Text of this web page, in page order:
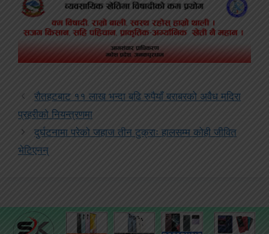
रौतहटबाट ११ लाख भन्दा बढि रुपैयाँ बराबरको अवैध मदिरा
प्रहरीको नियन्त्रणमा
दुर्घटनामा परेको जहाज तीन टुक्राः हालसम्म कोही जीवित
भेटिएनन्